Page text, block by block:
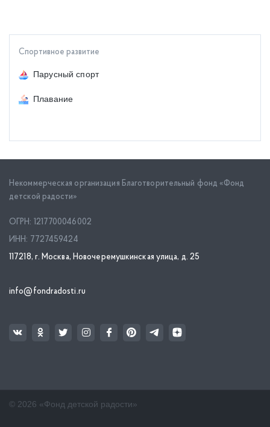
Спортивное развитие
Парусный спорт
Плавание
Некоммерческая организация Благотворительный фонд «Фонд
детской радости»
ОГРН: 1217700046002
ИНН: 7727459424
117218, г. Москва, Новочеремушкинская улица, д. 25
info@fondradosti.ru
© 2026 «Фонд детской радости»